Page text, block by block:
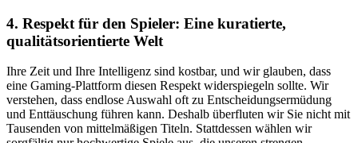
4. Respekt für den Spieler: Eine kuratierte,
qualitätsorientierte Welt
Ihre Zeit und Ihre Intelligenz sind kostbar, und wir glauben, dass
eine Gaming-Plattform diesen Respekt widerspiegeln sollte. Wir
verstehen, dass endlose Auswahl oft zu Entscheidungsermüdung
und Enttäuschung führen kann. Deshalb überfluten wir Sie nicht mit
Tausenden von mittelmäßigen Titeln. Stattdessen wählen wir